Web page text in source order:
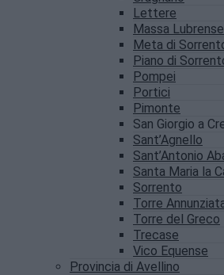
Lettere
Massa Lubrense
Meta di
Piano di
Pompei
Portici
Pimonte
San Giorgio a
Sant’Agnello
Sant’Antonio
Santa Maria la
Sorrento
Torre
Torre del Greco
Trecase
Vico Equense
Provincia di Avellino